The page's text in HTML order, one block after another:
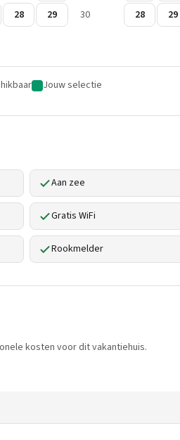
28 29
30
28
29
Jouw selectie
Aan zee
Gratis WiFi
Rookmelder
kosten voor dit vakantiehuis.